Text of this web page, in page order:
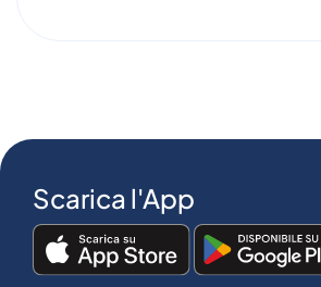
Scarica l'App